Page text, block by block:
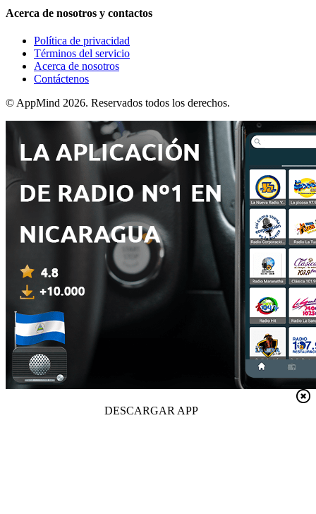
Acerca de nosotros y contactos
Política de privacidad
Términos del servicio
Acerca de nosotros
Contáctenos
© AppMind 2026. Reservados todos los derechos.
DESCARGAR APP